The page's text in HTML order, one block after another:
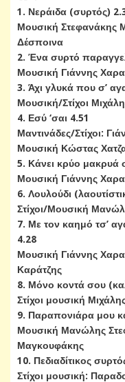
1. Νεράιδα (συρτός)
Μουσική Στεφανάκης
Δέσποινα
2. Ένα συρτό
Μουσική Γιάννης
3. Άχι γλυκά που σ’
Μουσική/Στίχοι
4. Εσύ ‘σαι 4.51
Μαντινάδες/Στίχοι:
Μουσική Κώστας
5. Κάνει κρύο μακρυά
Μουσική Γιάννης
6. Λουλούδι
Στίχοι/Μουσική
7. Με τον καημό τσ’
4.28
Μουσική Γιάννης
Καράτζης
8. Μόνο κοντά σου
Στίχοι μουσική
9. Παραπονιάρα μου
Μουσική Μανώλης
Μαγκουφάκης
10. Πεδιαδίτικος
Στίχοι μουσική: